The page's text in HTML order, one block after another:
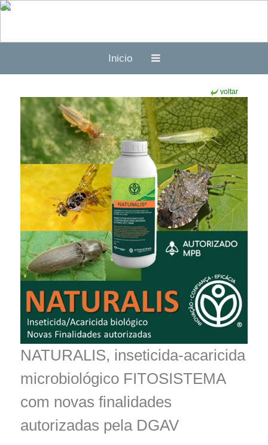
Inicio
voltar
NATURALIS, inseticida-acaricida
microbiológico FITOSISTEMA
com novas finalidades
autorizadas pela DGAV